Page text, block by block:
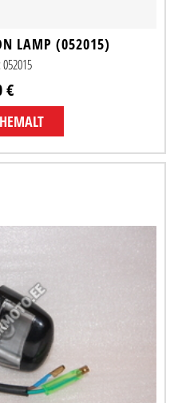
LAMP (052015)
€